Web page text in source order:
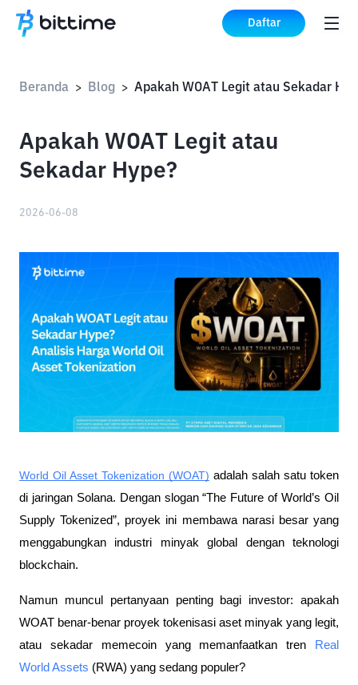
Daftar
Beranda > Blog > Apakah WOAT Legit atau Sekadar
Apakah WOAT Legit atau
Sekadar Hype?
2026-06-08
World Oil Asset Tokenization (WOAT) adalah salah satu token
di jaringan Solana. Dengan slogan “The Future of World’s Oil
Supply Tokenized”, proyek ini membawa narasi besar yang
menggabungkan industri minyak global dengan teknologi
blockchain.
Namun muncul pertanyaan penting bagi investor: apakah
WOAT benar-benar proyek tokenisasi aset minyak yang legit,
atau sekadar memecoin yang memanfaatkan tren
Real
World Assets (RWA) yang sedang populer?